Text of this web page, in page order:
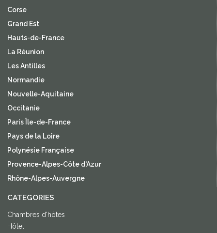
Corse
Grand Est
Hauts-de-France
La Réunion
Les Antilles
Normandie
Nouvelle-Aquitaine
Occitanie
Paris Île-de-France
Pays de la Loire
Polynésie Française
Provence-Alpes-Côte d'Azur
Rhône-Alpes-Auvergne
CATEGORIES
Chambres d'hôtes
Hôtel